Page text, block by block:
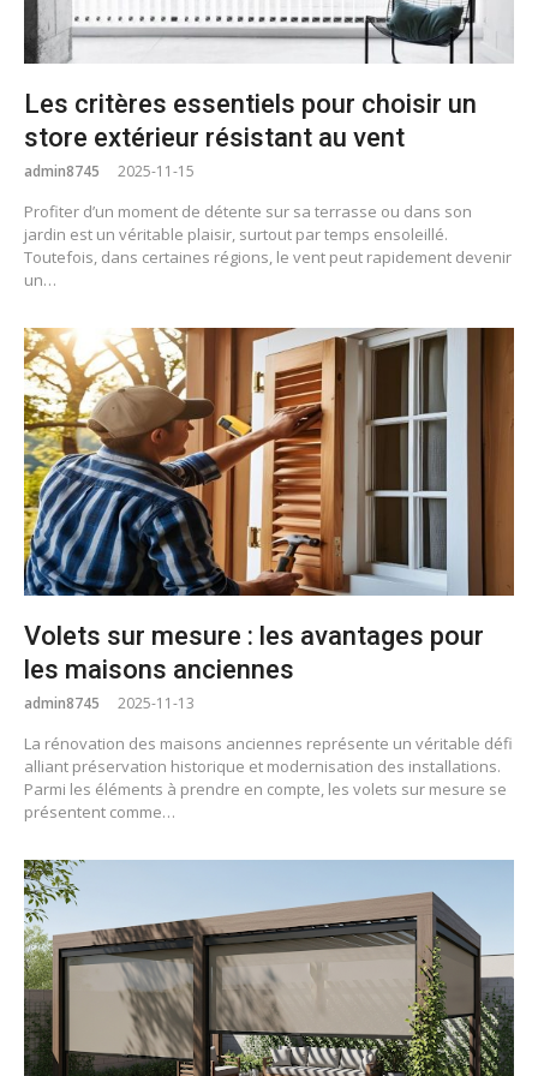
Les critères essentiels pour choisir un
store extérieur résistant au vent
admin8745 2025-11-15
Profiter d’un moment de détente sur sa terrasse ou dans son
jardin est un véritable plaisir, surtout par temps ensoleillé.
Toutefois, dans certaines régions, le vent peut rapidement devenir
un…
Volets sur mesure : les avantages pour
les maisons anciennes
admin8745 2025-11-13
La rénovation des maisons anciennes représente un véritable défi
alliant préservation historique et modernisation des installations.
Parmi les éléments à prendre en compte, les volets sur mesure se
présentent comme…